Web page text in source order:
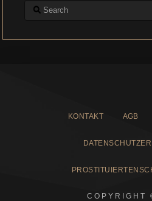
Search
KONTAKT AGB
COPYRIGHT